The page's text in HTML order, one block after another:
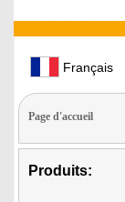
Français
Page d'accueil
Produits: